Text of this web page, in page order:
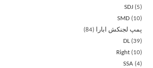
SDJ
5
SMD
10
پمپ لجنکش ابارا
84
DL 39
Right
10
SSA 4